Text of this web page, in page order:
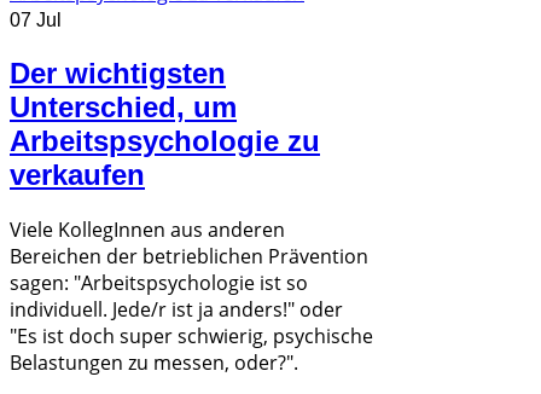
07 Jul
Der wichtigsten
Unterschied, um
Arbeitspsychologie zu
verkaufen
Viele KollegInnen aus anderen
Bereichen der betrieblichen Prävention
sagen: "Arbeitspsychologie ist so
individuell. Jede/r ist ja anders!" oder
"Es ist doch super schwierig, psychische
Belastungen zu messen, oder?".